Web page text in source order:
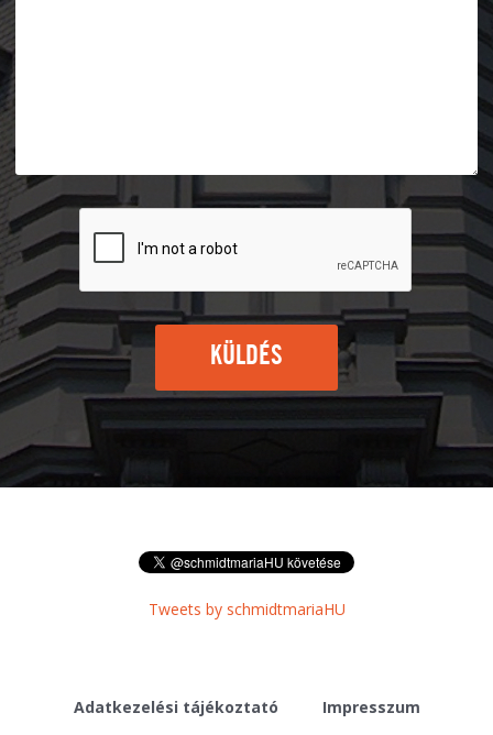
KÜLDÉS
Tweets by schmidtmariaHU
Adatkezelési tájékoztató Impresszum